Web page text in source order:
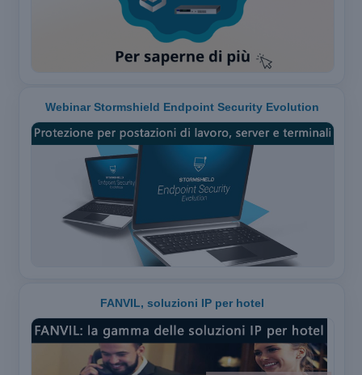
Webinar Stormshield Endpoint Security Evolution
FANVIL, soluzioni IP per hotel